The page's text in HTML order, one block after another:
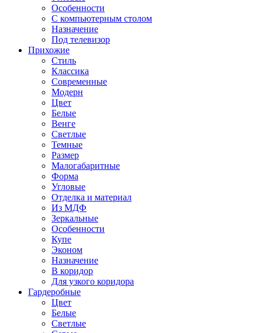
Особенности
С компьютерным столом
Назначение
Под телевизор
Прихожие
Стиль
Классика
Современные
Модерн
Цвет
Белые
Венге
Светлые
Темные
Размер
Малогабаритные
Форма
Угловые
Отделка и материал
Из МДФ
Зеркальные
Особенности
Купе
Эконом
Назначение
В коридор
Для узкого коридора
Гардеробные
Цвет
Белые
Светлые